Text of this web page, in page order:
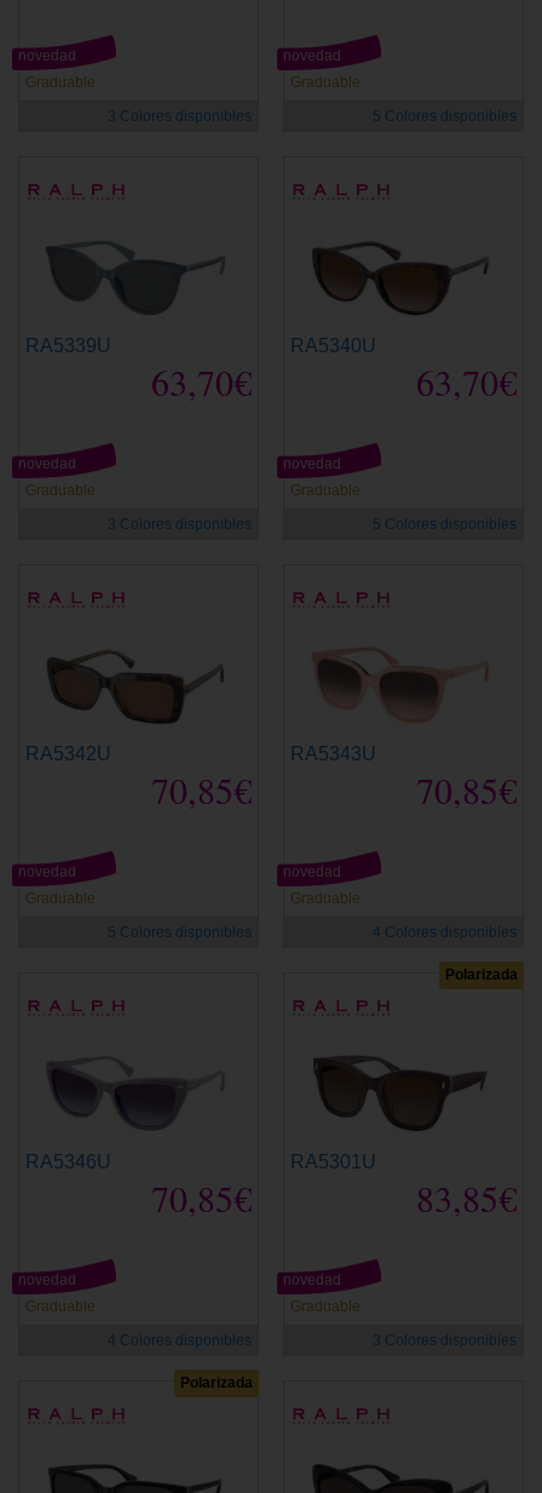
Graduable
novedad
3 Colores disponibles
Graduable
novedad
5 Colores disponibles
RA5339U
63,70€
Graduable
novedad
3 Colores disponibles
RA5340U
63,70€
Graduable
novedad
5 Colores disponibles
RA5342U
70,85€
Graduable
novedad
5 Colores disponibles
RA5343U
70,85€
Graduable
novedad
4 Colores disponibles
RA5346U
70,85€
Graduable
novedad
4 Colores disponibles
Polarizada
RA5301U
83,85€
Graduable
novedad
3 Colores disponibles
Polarizada